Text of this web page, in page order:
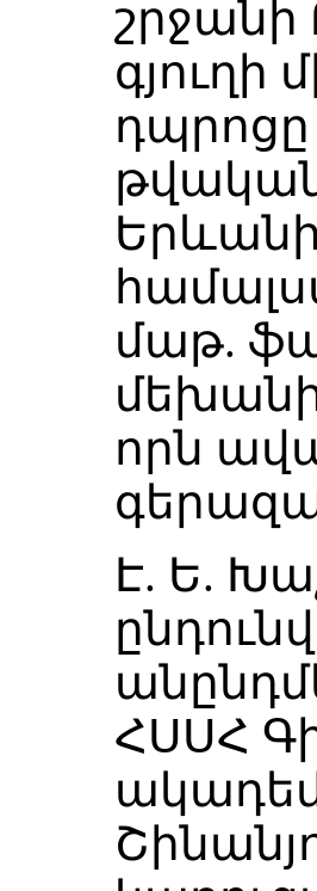
գյուղի
դպրոցը
մաթ.
որն
Է. Ե.
ՀՍՍՀ